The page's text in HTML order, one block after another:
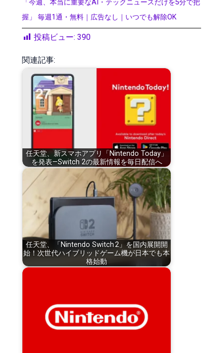
「今週、本当に重要なAI・テックニュースだけを5分で把
握」 毎週1通・無料｜広告なし｜いつでも解除OK
投稿ビュー: 390
関連記事:
任天堂、新スマホアプリ「Nintendo Today」
を発表—Switch 2の最新情報を毎日配信へ
任天堂、「Nintendo Switch 2」を国内展開開
始！次世代ハイブリッドゲーム機が日本でも本
格始動